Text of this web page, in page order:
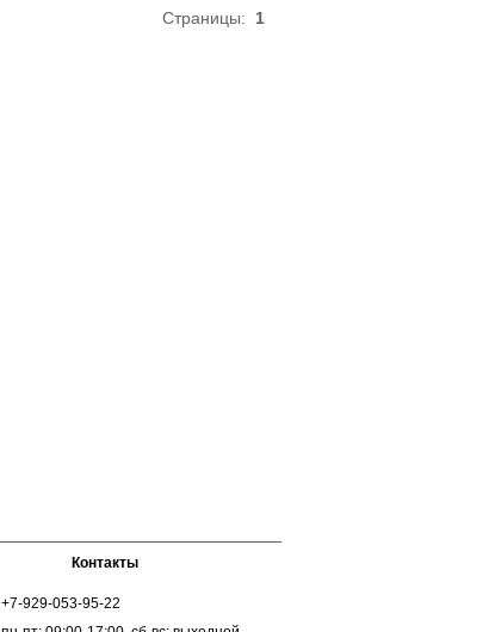
Страницы: 1
Контакты
+7-929-053-95-22